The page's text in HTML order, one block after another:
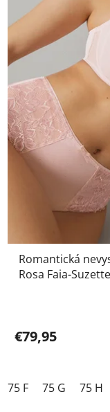
Romantická
Rosa Faia-
€79,95
75 F 75 G 75 H